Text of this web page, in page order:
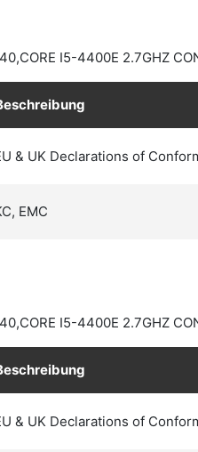
I5-4400E 2.7GHZ
& UK Declarations of
EMC
I5-4400E 2.7GHZ
& UK Declarations of